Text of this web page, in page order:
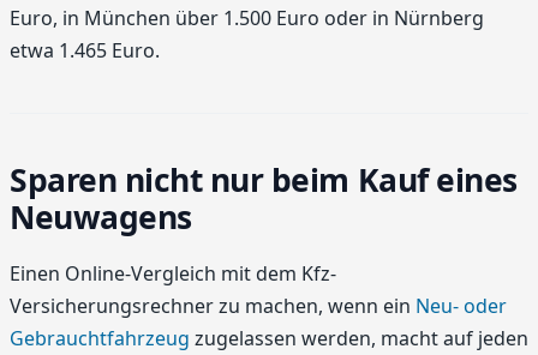
Euro, in München über 1.500 Euro oder in Nürnberg
etwa 1.465 Euro.
Sparen nicht nur beim Kauf eines
Neuwagens
Einen Online-Vergleich mit dem Kfz-
Versicherungsrechner zu machen, wenn ein Neu- oder
Gebrauchtfahrzeug zugelassen werden, macht auf jeden